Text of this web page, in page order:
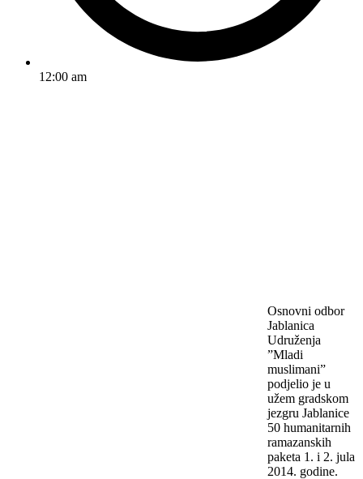
12:00 am
Osnovni odbor
Jablanica
Udruženja
”Mladi
muslimani”
podjelio je u
užem gradskom
jezgru Jablanice
50 humanitarnih
ramazanskih
paketa 1. i 2. jula
2014. godine.